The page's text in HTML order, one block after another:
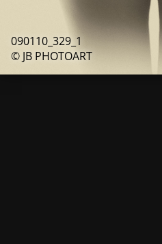
090110_329_1
© JB PHOTOART